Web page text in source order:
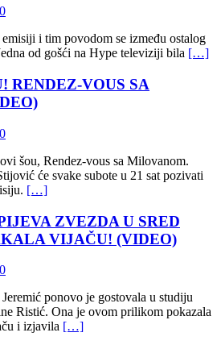
0
i tim povodom se između ostalog
od gošći na Hype televiziji bila […]
RENDEZ-VOUS SA
0
šou, Rendez-vous sa Milovanom.
će svake subote u 21 sat pozivati
[…]
ZVEZDA U SRED
VIJAČU! (VIDEO)
0
ponovo je gostovala u studiju
Ristić. Ona je ovom prilikom pokazala
i izjavila […]